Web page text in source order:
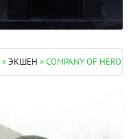
»ЭКШЕН » COMPANY OF